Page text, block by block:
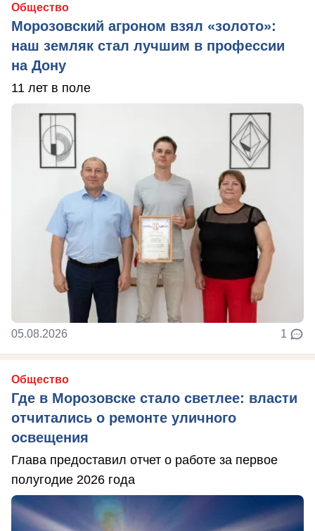
Общество
Морозовский агроном взял «золото»:
наш земляк стал лучшим в профессии
на Дону
11 лет в поле
05.08.2026 1
Общество
Где в Морозовске стало светлее: власти
отчитались о ремонте уличного
освещения
Глава предоставил отчет о работе за первое
полугодие 2026 года